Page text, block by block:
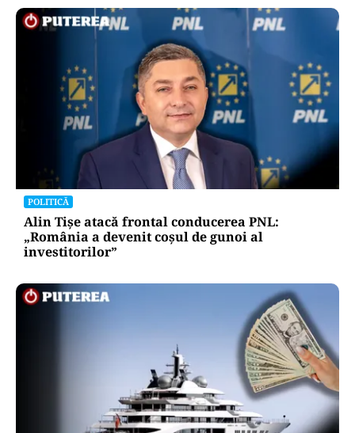
POLITICĂ
Alin Tișe atacă frontal conducerea PNL:
„România a devenit coșul de gunoi al
investitorilor”